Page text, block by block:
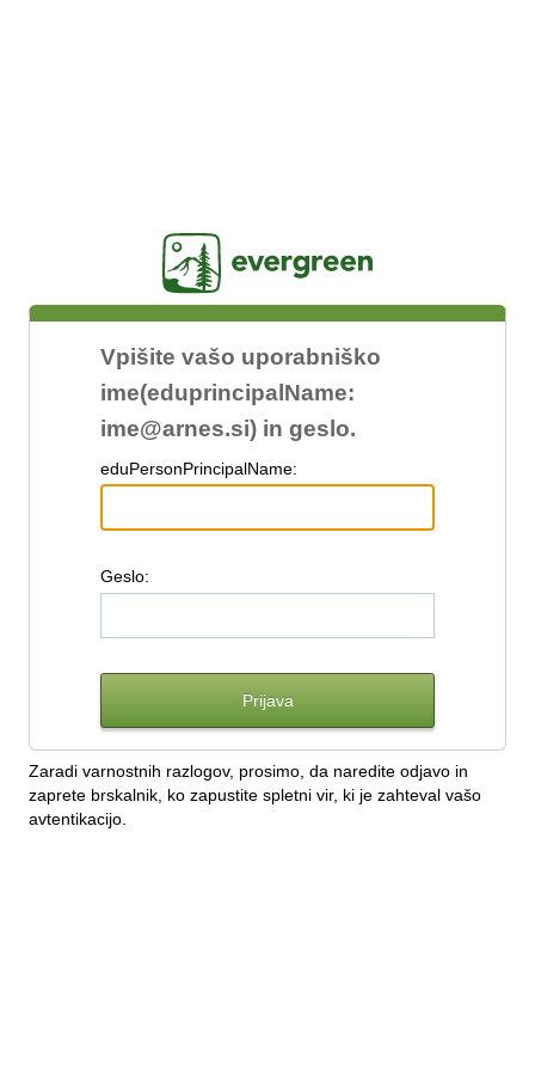
Vpišite vašo uporabniško
ime(eduprincipalName:
ime@arnes.si) in geslo.
eduPersonPrincipalName:
Geslo:
Zaradi varnostnih razlogov, prosimo, da naredite odjavo in
zaprete brskalnik, ko zapustite spletni vir, ki je zahteval vašo
avtentikacijo.